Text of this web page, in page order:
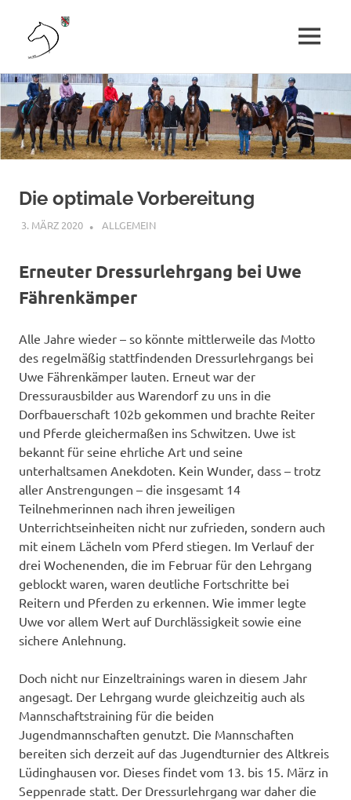
Zum
Inhalt
springen
und
Fahrverein
Senden
V.
Jugendliche
und
Erwachsene
erleben
Pferdesport.
MENÜ
Die optimale Vorbereitung
3. MÄRZ 2020 AGNES SIELAND
ALLGEMEIN
Erneuter Dressurlehrgang bei Uwe
Fährenkämper
Alle Jahre wieder – so könnte mittlerweile das Motto
des regelmäßig stattfindenden Dressurlehrgangs bei
Uwe Fährenkämper lauten. Erneut war der
Dressurausbilder aus Warendorf zu uns in die
Dorfbauerschaft 102b gekommen und brachte Reiter
und Pferde gleichermaßen ins Schwitzen. Uwe ist
bekannt für seine ehrliche Art und seine
unterhaltsamen Anekdoten. Kein Wunder, dass – trotz
aller Anstrengungen – die insgesamt 14
Teilnehmerinnen nach ihren jeweiligen
Unterrichtseinheiten nicht nur zufrieden, sondern auch
mit einem Lächeln vom Pferd stiegen. Im Verlauf der
drei Wochenenden, die im Februar für den Lehrgang
geblockt waren, waren deutliche Fortschritte bei
Reitern und Pferden zu erkennen. Wie immer legte
Uwe vor allem Wert auf Durchlässigkeit sowie eine
sichere Anlehnung.
Doch nicht nur Einzeltrainings waren in diesem Jahr
angesagt. Der Lehrgang wurde gleichzeitig auch als
Mannschaftstraining für die beiden
Jugendmannschaften genutzt. Die Mannschaften
bereiten sich derzeit auf das Jugendturnier des Altkreis
Lüdinghausen vor. Dieses findet vom 13. bis 15. März in
Seppenrade statt. Der Dressurlehrgang war daher die